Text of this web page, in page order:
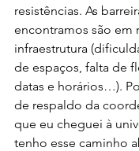
resistências. As
encontramos são em
infraestrutura
de espaços, falta de
datas e horários…).
de respaldo da
que eu cheguei à
tenho esse caminho